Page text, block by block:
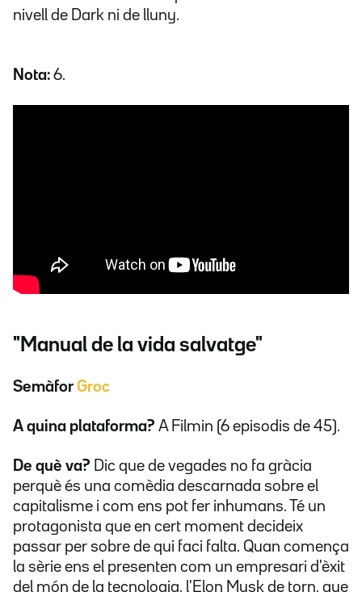
nivell de Dark ni de lluny.
Nota: 6.
"Manual de la vida salvatge​"
Semàfor Groc
A quina plataforma? A Filmin (6 episodis de 45).
De què va? Dic que de vegades no fa gràcia
perquè és una comèdia descarnada sobre el
capitalisme i com ens pot fer inhumans. Té un
protagonista que en cert moment decideix
passar per sobre de qui faci falta. Quan comença
la sèrie ens el presenten com un empresari d'èxit
del món de la tecnologia, l'Elon Musk de torn, que